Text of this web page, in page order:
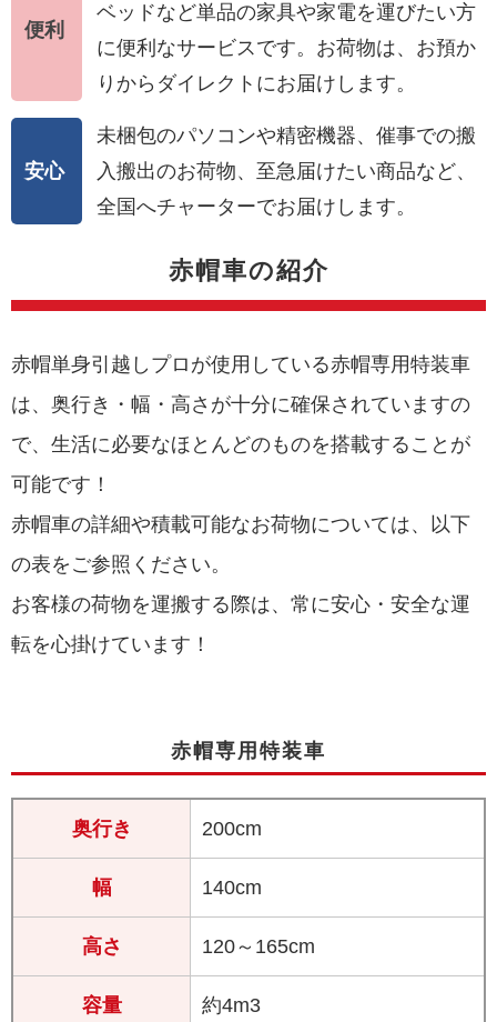
便利
ベッドなど単品の家具や家電を運びたい方
に便利なサービスです。お荷物は、お預か
りからダイレクトにお届けします。
安心
未梱包のパソコンや精密機器、催事での搬
入搬出のお荷物、至急届けたい商品など、
全国へチャーターでお届けします。
赤帽車の紹介
赤帽単身引越しプロが使用している赤帽専用特装車
は、奥行き・幅・高さが十分に確保されていますの
で、生活に必要なほとんどのものを搭載することが
可能です！
赤帽車の詳細や積載可能なお荷物については、以下
の表をご参照ください。
お客様の荷物を運搬する際は、常に安心・安全な運
転を心掛けています！
赤帽専用特装車
奥行き 200cm
幅 140cm
高さ 120～165cm
容量 約4m3